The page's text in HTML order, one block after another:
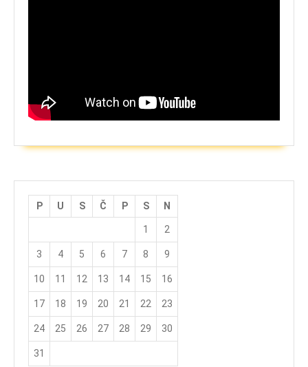
P U S Č P S N
1 2
3 4 5 6 7 8 9
10 11 12 13 14 15 16
17 18 19 20 21 22 23
24 25 26 27 28 29 30
31